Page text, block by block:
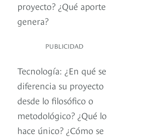
proyecto? ¿Qué aporte
genera?
PUBLICIDAD
Tecnología: ¿En qué se
diferencia su proyecto
desde lo filosófico o
metodológico? ¿Qué lo
hace único? ¿Cómo se